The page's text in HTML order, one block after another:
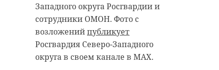
Западного округа Росгвардии и
сотрудники ОМОН. Фото с
возложенийпубликует
Росгвардия Северо-Западного
округа в своем канале в MAX.
Помимо главы 47 региона,
участвовали также депутат
Госдумы от “Единой России”
Светлана Журова, вице-
губернатор по вопросам